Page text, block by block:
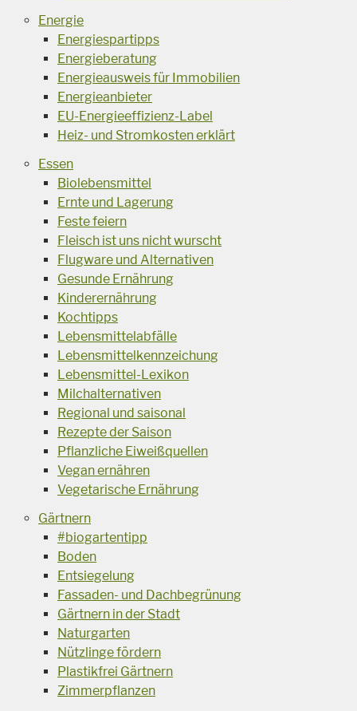
Energie
Energiespartipps
Energieberatung
Energieausweis für Immobilien
Energieanbieter
EU-Energieeffizienz-Label
Heiz- und Stromkosten erklärt
Essen
Biolebensmittel
Ernte und Lagerung
Feste feiern
Fleisch ist uns nicht wurscht
Flugware und Alternativen
Gesunde Ernährung
Kinderernährung
Kochtipps
Lebensmittelabfälle
Lebensmittelkennzeichung
Lebensmittel-Lexikon
Milchalternativen
Regional und saisonal
Rezepte der Saison
Pflanzliche Eiweißquellen
Vegan ernähren
Vegetarische Ernährung
Gärtnern
#biogartentipp
Boden
Entsiegelung
Fassaden- und Dachbegrünung
Gärtnern in der Stadt
Naturgarten
Nützlinge fördern
Plastikfrei Gärtnern
Zimmerpflanzen